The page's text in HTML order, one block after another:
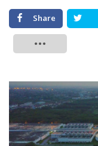
Share